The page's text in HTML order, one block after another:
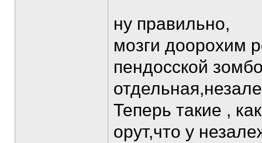
ну правильно,
мозги доорохим
пендосской
Теперь такие ,
орут,что у